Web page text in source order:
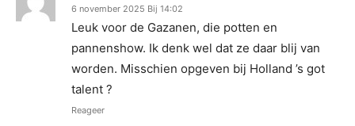
6 november 2025 Bij 14:02
Leuk voor de Gazanen, die potten en
pannenshow. Ik denk wel dat ze daar blij van
worden. Misschien opgeven bij Holland ’s got
talent ?
Reageer